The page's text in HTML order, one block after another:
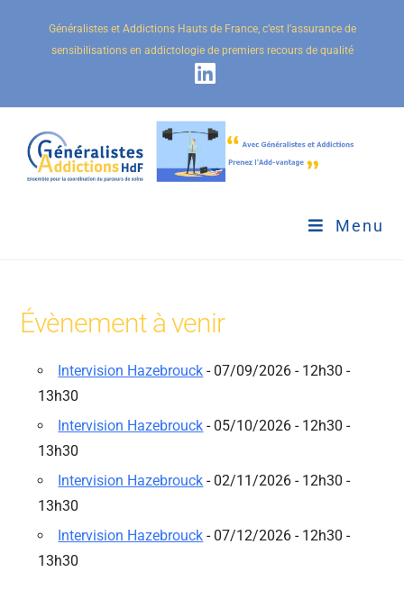
Généralistes et Addictions Hauts de France, c’est l’assurance de
sensibilisations en addictologie de premiers recours de qualité
Menu
Évènement à venir
Intervision Hazebrouck - 07/09/2026 - 12h30 -
13h30
Intervision Hazebrouck - 05/10/2026 - 12h30 -
13h30
Intervision Hazebrouck - 02/11/2026 - 12h30 -
13h30
Intervision Hazebrouck - 07/12/2026 - 12h30 -
13h30